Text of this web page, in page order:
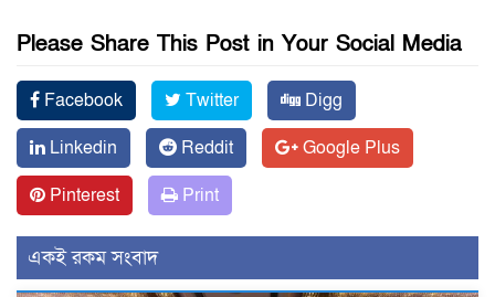
Please Share This Post in Your Social Media
Facebook Twitter
Digg
Linkedin
Reddit
Google Plus
Pinterest
Print
একই রকম সংবাদ